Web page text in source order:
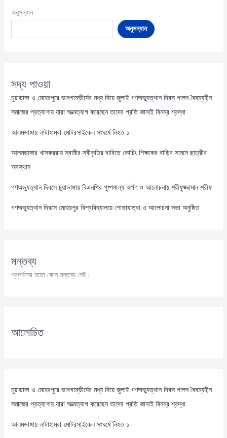
অনুসন্ধান
অনুসন্ধান
সদ্য পাওয়া
চুয়াডাঙ্গা ও মেহেরপুরে ভাবগাম্ভীর্যের মধ্য দিয়ে জুলাই গণঅভ্যুত্থান দিবস পালন বৈষম্যহীন
সমাজের প্রত্যাশায় যারা আত্মত্যাগ করেছেন তাদের প্রতি জানাই বিনম্র শ্রদ্ধা
আলমডাঙ্গায় লাটাহাম্বা-মোটরসাইকেল সংঘর্ষে নিহত ১
আলমডাঙ্গার খাসকররায় স্বামীর স্বীকৃতির দাবিতে কোচিং শিক্ষকের বাড়ির সামনে ছাত্রীর
অবস্থান
গণঅভ্যুত্থান দিবসে চুয়াডাঙ্গায় বিএনপির পুষ্পমাল্য অর্পণ ও আলোচনায় শরীফুজ্জামান শরীফ
গণঅভ্যুত্থান দিবসে মেহেরপুর বিশ্ববিদ্যালয়ে শোভাযাত্রা ও আলোচনা সভা অনুষ্ঠিত
মন্তব্য
প্রদর্শনের মতো কোন মন্তব্য নেই।
আলোচিত
চুয়াডাঙ্গা ও মেহেরপুরে ভাবগাম্ভীর্যের মধ্য দিয়ে জুলাই গণঅভ্যুত্থান দিবস পালন বৈষম্যহীন
সমাজের প্রত্যাশায় যারা আত্মত্যাগ করেছেন তাদের প্রতি জানাই বিনম্র শ্রদ্ধা
আলমডাঙ্গায় লাটাহাম্বা-মোটরসাইকেল সংঘর্ষে নিহত ১